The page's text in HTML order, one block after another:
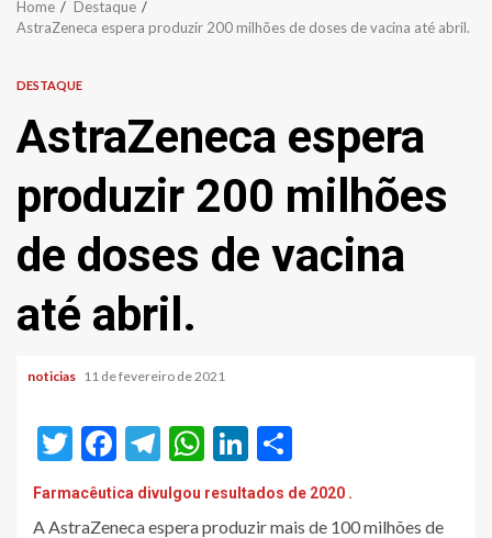
Home
Destaque
AstraZeneca espera produzir 200 milhões de doses de vacina até abril.
DESTAQUE
AstraZeneca espera
produzir 200 milhões
de doses de vacina
até abril.
noticias 11 de fevereiro de 2021
Twitter
Facebook
Telegram
WhatsApp
LinkedIn
Farmacêutica divulgou resultados de 2020 .
A AstraZeneca espera produzir mais de 100 milhões de